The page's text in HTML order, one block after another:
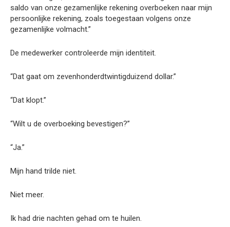
saldo van onze gezamenlijke rekening overboeken naar mijn
persoonlijke rekening, zoals toegestaan volgens onze
gezamenlijke volmacht.”
De medewerker controleerde mijn identiteit.
“Dat gaat om zevenhonderdtwintigduizend dollar.”
“Dat klopt.”
“Wilt u de overboeking bevestigen?”
“Ja.”
Mijn hand trilde niet.
Niet meer.
Ik had drie nachten gehad om te huilen.